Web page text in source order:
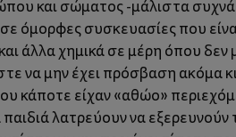
και σώματος -μάλιστα συχνά
όμορφες συσκευασίες που
άλλα χημικά σε μέρη όπου δεν
να μην έχει πρόσβαση ακόμα
κάποτε είχαν «αθώο»
λατρεύουν να εξερευνούν